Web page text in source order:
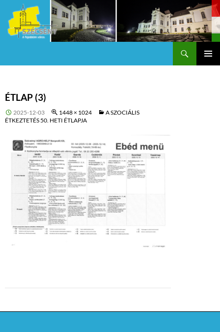
ÉTLAP (3)
2025-12-03 1448 × 1024
A SZOCIÁLIS
ÉTKEZTETÉS 50. HETI ÉTLAPJA